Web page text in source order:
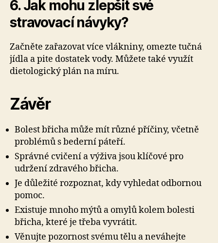
6. Jak mohu zlepšit své
stravovací návyky?
Začněte zařazovat více vlákniny, omezte tučná
jídla a pite dostatek vody. Můžete také využít
dietologický plán na míru.
Závěr
Bolest břicha může mít různé příčiny, včetně
problémů s bederní páteří.
Správné cvičení a výživa jsou klíčové pro
udržení zdravého břicha.
Je důležité rozpoznat, kdy vyhledat odbornou
pomoc.
Existuje mnoho mýtů a omylů kolem bolesti
břicha, které je třeba vyvrátit.
Věnujte pozornost svému tělu a neváhejte